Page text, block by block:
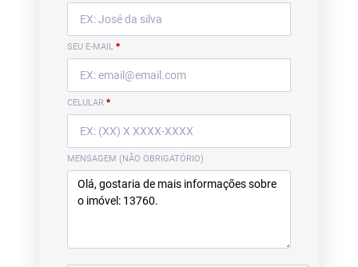
SEU E-MAIL *
CELULAR *
MENSAGEM (NÃO OBRIGATÓRIO)